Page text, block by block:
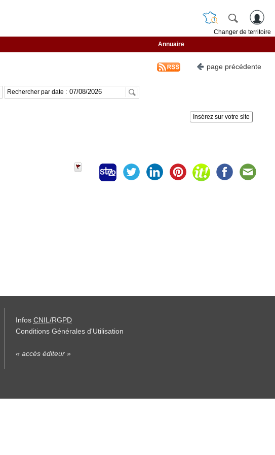
Changer de territoire
Annuaire
page précédente
Rechercher par date :
Insérez sur votre site
Infos CNIL/RGPD
Conditions Générales d'Utilisation
« accès éditeur »